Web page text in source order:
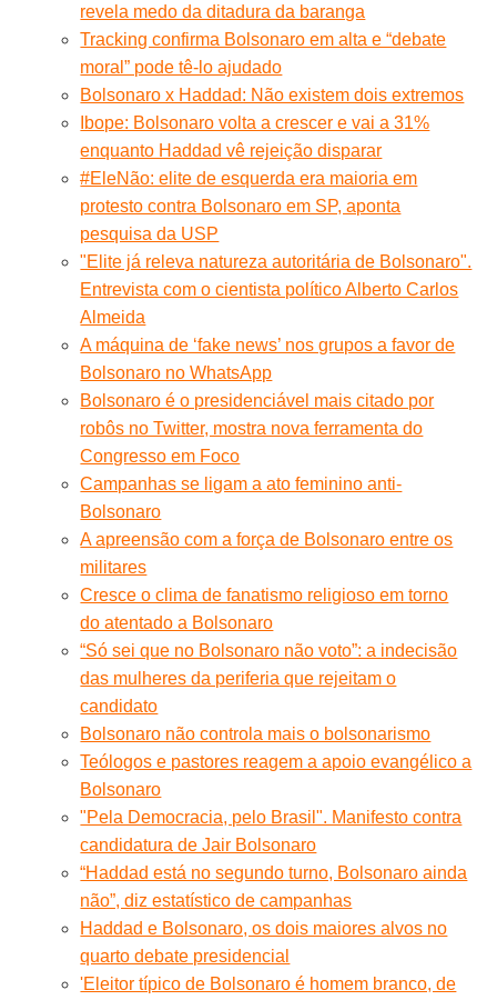
revela medo da ditadura da baranga
Tracking confirma Bolsonaro em alta e “debate
moral” pode tê-lo ajudado
Bolsonaro x Haddad: Não existem dois extremos
Ibope: Bolsonaro volta a crescer e vai a 31%
enquanto Haddad vê rejeição disparar
#EleNão: elite de esquerda era maioria em
protesto contra Bolsonaro em SP, aponta
pesquisa da USP
"Elite já releva natureza autoritária de Bolsonaro".
Entrevista com o cientista político Alberto Carlos
Almeida
A máquina de ‘fake news’ nos grupos a favor de
Bolsonaro no WhatsApp
Bolsonaro é o presidenciável mais citado por
robôs no Twitter, mostra nova ferramenta do
Congresso em Foco
Campanhas se ligam a ato feminino anti-
Bolsonaro
A apreensão com a força de Bolsonaro entre os
militares
Cresce o clima de fanatismo religioso em torno
do atentado a Bolsonaro
“Só sei que no Bolsonaro não voto”: a indecisão
das mulheres da periferia que rejeitam o
candidato
Bolsonaro não controla mais o bolsonarismo
Teólogos e pastores reagem a apoio evangélico a
Bolsonaro
"Pela Democracia, pelo Brasil". Manifesto contra
candidatura de Jair Bolsonaro
“Haddad está no segundo turno, Bolsonaro ainda
não”, diz estatístico de campanhas
Haddad e Bolsonaro, os dois maiores alvos no
quarto debate presidencial
'Eleitor típico de Bolsonaro é homem branco, de